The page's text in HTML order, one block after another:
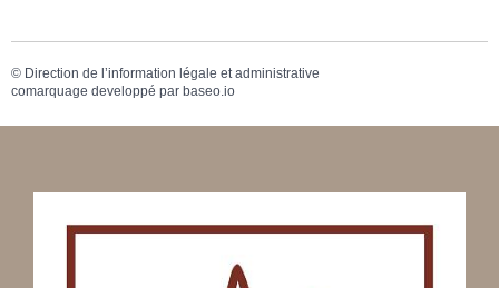
© Direction de l’information légale et administrative
comarquage developpé par baseo.io